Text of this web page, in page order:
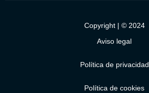
Copyright | © 2024
Aviso legal
Política de privacidad
Política de cookies